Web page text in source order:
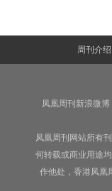
周刊介绍
凤凰周刊新浪微博
凤凰周刊网站所有
何转载或商业用途
作他处，香港凤凰